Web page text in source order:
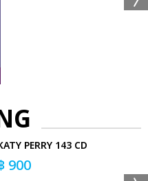
PERRY 143 CD
900